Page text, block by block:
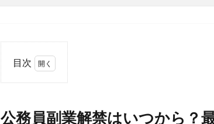
目次
業解
公務員副業解禁はいつから？